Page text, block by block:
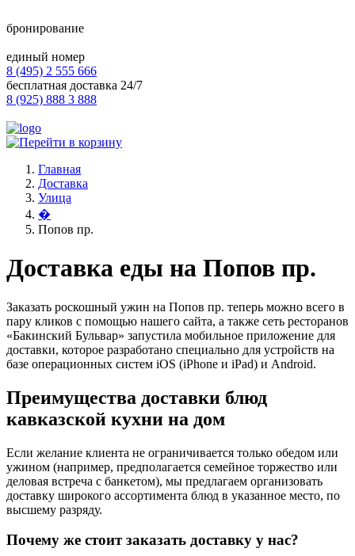
бронирование
единый номер
8 (495) 2 555 666
бесплатная доставка 24/7
8 (925) 888 3 888
Главная
Доставка
Улица
�
Попов пр.
Доставка еды на Попов пр.
Заказать роскошный ужин на Попов пр. теперь можно всего в
пару кликов с помощью нашего сайта, а также сеть ресторанов
«Бакинский Бульвар» запустила мобильное приложение для
доставки, которое разработано специально для устройств на
базе операционных систем iOS (iPhone и iPad) и Android.
Преимущества доставки блюд
кавказской кухни на дом
Если желание клиента не ограничивается только обедом или
ужином (например, предполагается семейное торжество или
деловая встреча с банкетом), мы предлагаем организовать
доставку широкого ассортимента блюд в указанное место, по
высшему разряду.
Почему же стоит заказать доставку у нас?